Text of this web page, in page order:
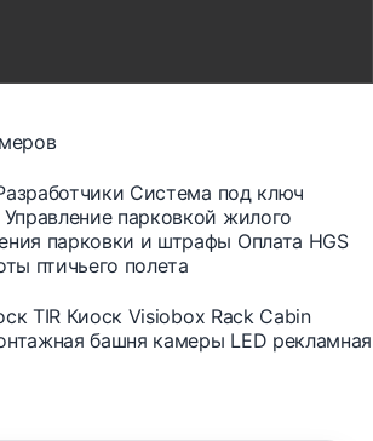
Система под ключ
Управление парковкой жилого
парковки и штрафы Оплата HGS
птичьего полета
TIR Киоск Visiobox Rack Cabin
башня камеры LED рекламная